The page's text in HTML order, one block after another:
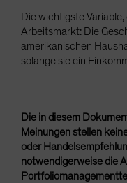
Die wichtigste
Arbeitsmarkt: Die
amerikanischen
solange sie ein
Die in diesem
Meinungen stellen
oder
notwendigerweise die